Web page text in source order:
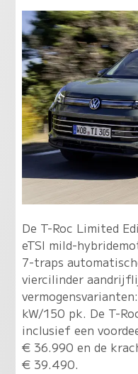
De T-Roc Limited
eTSI mild-
7-traps
viercilinder
kW/150 pk. De T-
inclusief een
€ 36.990 en de
€ 39.490.